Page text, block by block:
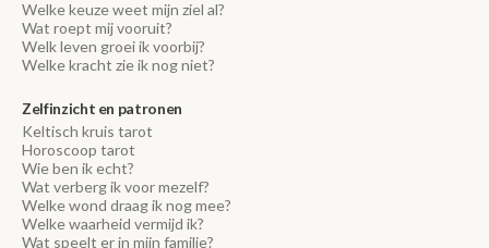
Welke keuze weet mijn ziel al?
Wat roept mij vooruit?
Welk leven groei ik voorbij?
Welke kracht zie ik nog niet?
Zelfinzicht en patronen
Keltisch kruis tarot
Horoscoop tarot
Wie ben ik echt?
Wat verberg ik voor mezelf?
Welke wond draag ik nog mee?
Welke waarheid vermijd ik?
Wat speelt er in mijn familie?